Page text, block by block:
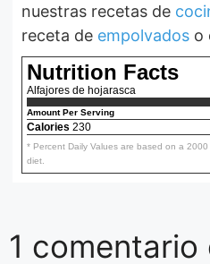
nuestras recetas de
receta de empolvados o
Nutrition Facts
Alfajores de hojarasca
Amount Per Serving
Calories 230
* Percent Daily Values are based on a 2000
diet.
1 comentario